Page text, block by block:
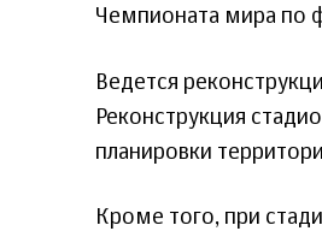
Чемпионата мира по
Ведется
Реконструкция
планировки
Кроме того, при